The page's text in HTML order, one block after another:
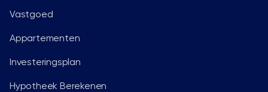
Vastgoed
Appartementen
Investeringsplan
Hypotheek Berekenen